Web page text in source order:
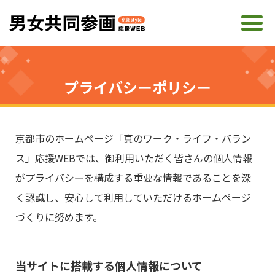
プライバシーポリシー
京都市のホームページ「真のワーク・ライフ・バラン
ス」応援WEBでは、御利用いただく皆さんの個人情報
がプライバシーを構成する重要な情報であることを深
く認識し、安心して利用していただけるホームページ
づくりに努めます。
当サイトに搭載する個人情報について